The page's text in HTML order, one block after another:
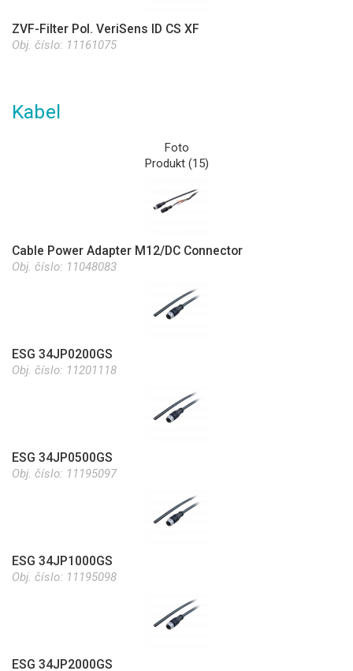
ZVF-Filter Pol. VeriSens ID CS XF
Obj. číslo: 11161075
Kabel
Foto
Produkt (15)
Cable Power Adapter M12/DC Connector
Obj. číslo: 11048083
ESG 34JP0200GS
Obj. číslo: 11201118
ESG 34JP0500GS
Obj. číslo: 11195097
ESG 34JP1000GS
Obj. číslo: 11195098
ESG 34JP2000GS